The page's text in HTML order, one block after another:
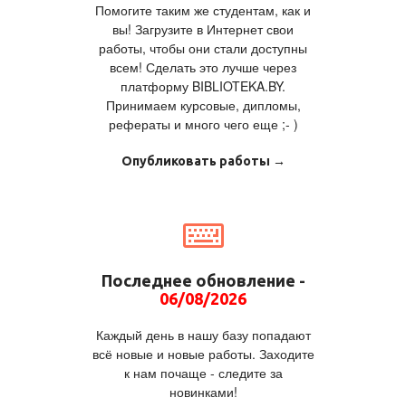
Помогите таким же студентам, как и
вы! Загрузите в Интернет свои
работы, чтобы они стали доступны
всем! Сделать это лучше через
платформу BIBLIOTEKA.BY.
Принимаем курсовые, дипломы,
рефераты и много чего еще ;- )
Опубликовать работы →
Последнее обновление -
06/08/2026
Каждый день в нашу базу попадают
всё новые и новые работы. Заходите
к нам почаще - следите за
новинками!